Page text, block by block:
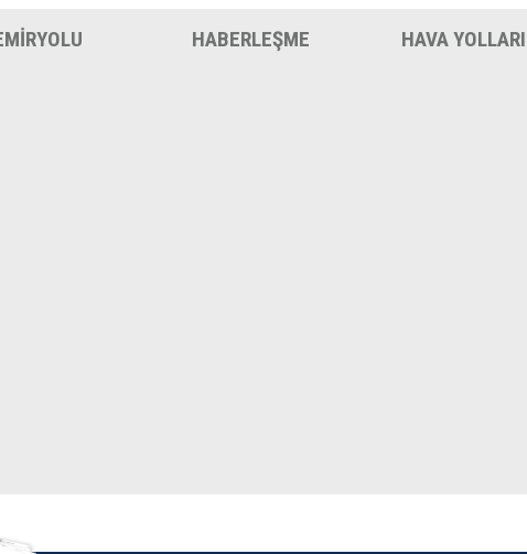
HABERLEŞME HAVA YOLLARI